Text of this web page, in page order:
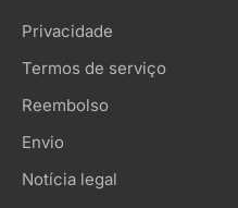
Privacidade
Termos de serviço
Reembolso
Envio
Notícia legal